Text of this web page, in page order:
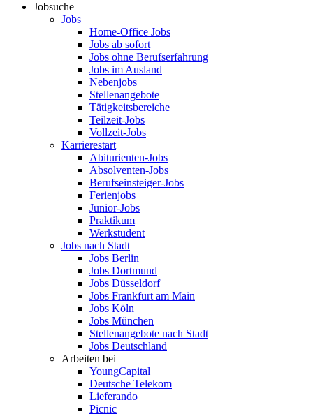
Jobsuche
Jobs
Home-Office Jobs
Jobs ab sofort
Jobs ohne Berufserfahrung
Jobs im Ausland
Nebenjobs
Stellenangebote
Tätigkeitsbereiche
Teilzeit-Jobs
Vollzeit-Jobs
Karrierestart
Abiturienten-Jobs
Absolventen-Jobs
Berufseinsteiger-Jobs
Ferienjobs
Junior-Jobs
Praktikum
Werkstudent
Jobs nach Stadt
Jobs Berlin
Jobs Dortmund
Jobs Düsseldorf
Jobs Frankfurt am Main
Jobs Köln
Jobs München
Stellenangebote nach Stadt
Jobs Deutschland
Arbeiten bei
YoungCapital
Deutsche Telekom
Lieferando
Picnic